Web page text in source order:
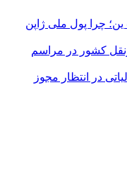
ین؛ چرا پول ملی ژاپن
کشور در مراسم
در انتظار مجوز